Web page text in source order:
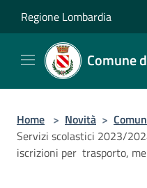
Regione Lombardia
Comune
Home > Novità >
Servizi scolastici 2023/
iscrizioni per trasporto,